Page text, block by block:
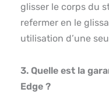
glisser le corps du
refermer en le
utilisation d’une
3. Quelle est la
Edge ?